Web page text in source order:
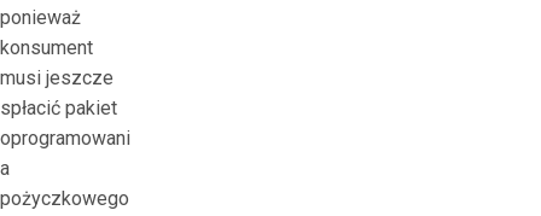
ponieważ
konsument
musi jeszcze
spłacić pakiet
oprogramowani
a
pożyczkowego